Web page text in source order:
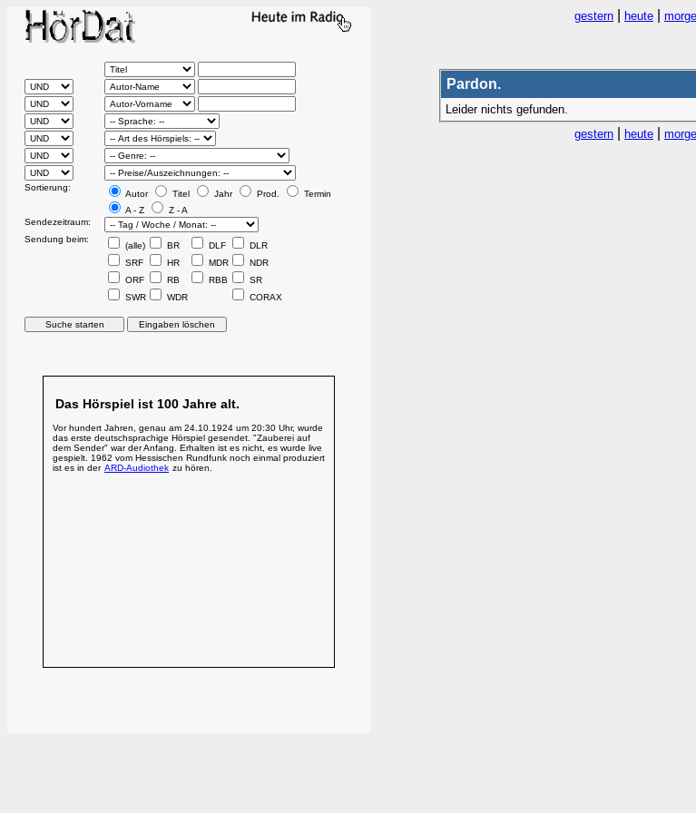
Sortierung:
Autor Titel Jahr Prod.
Termin
A - Z
Z - A
Sendezeitraum:
Sendung beim:
(alle) BR DLF
DLR
SRF
HR MDR
NDR
ORF
RB RBB
SR
SWR
WDR CORAX
Das Hörspiel ist 100 Jahre alt.
Vor hundert Jahren, genau am 24.10.1924 um 20:30 Uhr, wurde
das erste deutschsprachige Hörspiel gesendet. "Zauberei auf
dem Sender" war der Anfang. Erhalten ist es nicht, es wurde live
gespielt. 1962 vom Hessischen Rundfunk noch einmal produziert
ist es in der ARD-Audiothek zu hören.
gestern heute
Pardon.
Leider nichts gefunden.
gestern
heute